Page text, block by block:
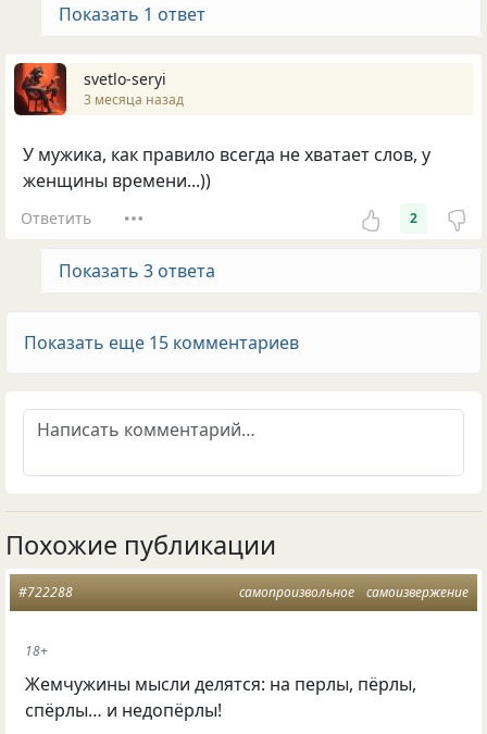
Показать 1 ответ
svetlo-seryi
3 месяца назад
У мужика, как правило всегда не хватает слов, у
женщины времени...))
Ответить 2
Показать 3 ответа
Показать еще 15 комментариев
Похожие публикации
самопроизвольное самоизвержение
#722288
18+
Жемчужины мысли делятся: на перлы, пёрлы,
спёрлы… и недопёрлы!